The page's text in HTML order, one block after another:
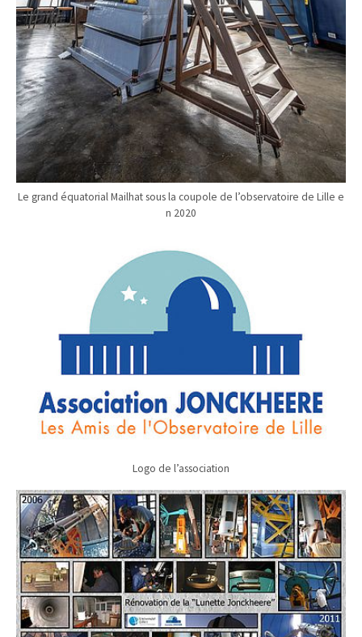
Le grand équatorial Mailhat sous la coupole de l’observatoire de Lille e
n 2020
Logo de l’association